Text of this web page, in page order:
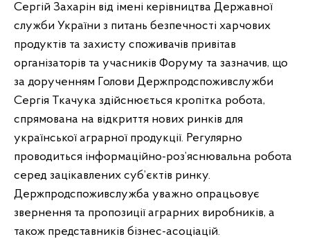
Сергій Захарін від імені керівництва Державної
служби України з питань безпечності харчових
продуктів та захисту споживачів привітав
організаторів та учасників Форуму та зазначив, що
за дорученням Голови Держпродспоживслужби
Сергія Ткачука здійснюється кропітка робота,
спрямована на відкриття нових ринків для
української аграрної продукції. Регулярно
проводиться інформаційно-роз’яснювальна робота
серед зацікавлених суб’єктів ринку.
Держпродспоживслужба уважно опрацьовує
звернення та пропозиції аграрних виробників, а
також представників бізнес-асоціацій.